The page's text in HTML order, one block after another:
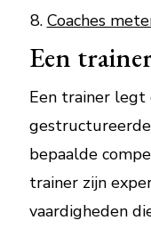
Coaches
Een
Een trainer legt
bepaalde
trainer zijn
vaardigheden